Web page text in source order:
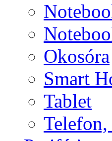
Okosóra
Smart
Tablet